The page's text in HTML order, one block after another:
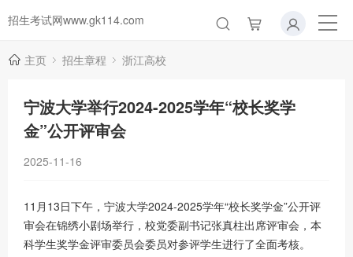
招生考试网www.gk114.com
主页 招生章程 浙江高校
宁波大学举行2024-2025学年“校长奖学
金”公开评审会
2025-11-16
11月13日下午，宁波大学2024-2025学年“校长奖学金”公开评
审会在锦绣小剧场举行，校党委副书记张真柱出席评审会，本
科学生奖学金评审委员会委员对参评学生进行了全面考核。